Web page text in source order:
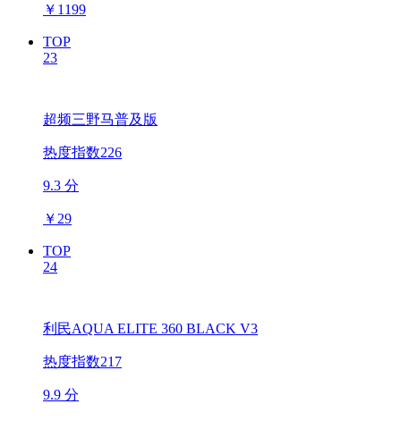
￥ 1199
TOP
23
超频三野马普及版
热度指数226
9.3 分
￥ 29
TOP
24
利民AQUA ELITE 360 BLACK V3
热度指数217
9.9 分